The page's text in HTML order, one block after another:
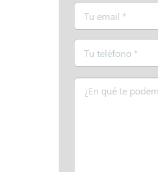
Email
Teléfono
Mensaje